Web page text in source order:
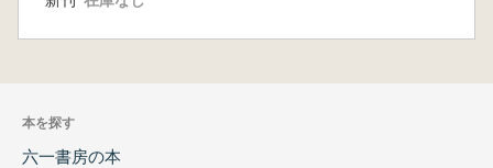
本を探す
六一書房の本